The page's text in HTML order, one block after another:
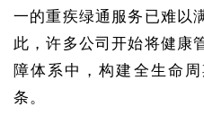
一的重疾绿通服务已难以
此，许多公司开始将健康
障体系中，构建全生命
条。